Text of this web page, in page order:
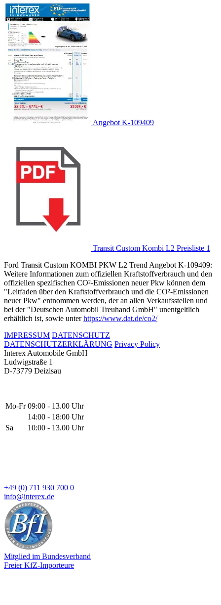
Angebot K-109409
Transit Custom Kombi L2 Preisliste 1
Ford Transit Custom KOMBI PKW L2 Trend Angebot K-109409:
Weitere Informationen zum offiziellen Kraftstoffverbrauch und den
offiziellen spezifischen CO²-Emissionen neuer Pkw können dem
"Leitfaden über den Kraftstoffverbrauch und die CO²-Emissionen
neuer Pkw" entnommen werden, der an allen Verkaufsstellen und
bei der "Deutschen Automobil Treuhand GmbH" unentgeltlich
erhältlich ist, sowie unterhttps://www.dat.de/co2/
IMPRESSUM DATENSCHUTZ
DATENSCHUTZERKLÄRUNG Privacy Policy
Interex Automobile GmbH
Ludwigstraße 1
D-73779 Deizisau
Mo-Fr 09:00 - 13.00 Uhr
14:00 - 18:00 Uhr
Sa
10:00 - 13.00 Uhr
+49 (0) 711 930 700 0
info@interex.de
Mitglied im Bundesverband
Freier KfZ-Importeure